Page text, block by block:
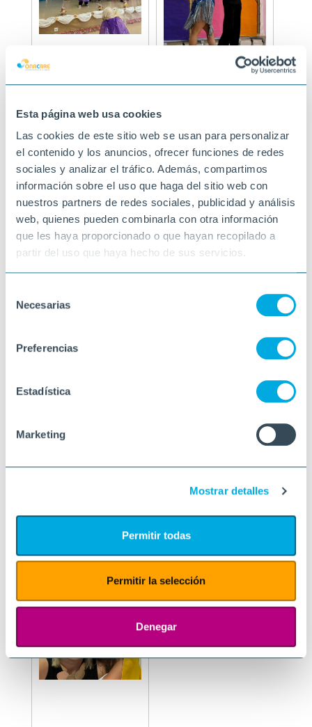
Esta página web usa cookies
Las cookies de este sitio web se usan para personalizar
el contenido y los anuncios, ofrecer funciones de redes
sociales y analizar el tráfico. Además, compartimos
información sobre el uso que haga del sitio web con
nuestros partners de redes sociales, publicidad y análisis
web, quienes pueden combinarla con otra información
que les haya proporcionado o que hayan recopilado a
partir del uso que haya hecho de sus servicios.
Necesarias
Preferencias
Estadística
Marketing
Mostrar detalles
Permitir todas
Permitir la selección
Denegar